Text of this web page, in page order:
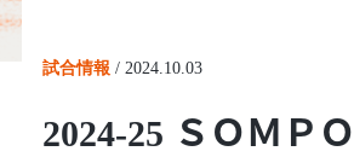
試合情報 / 2024.10.03
2024-25 ＳＯＭＰ